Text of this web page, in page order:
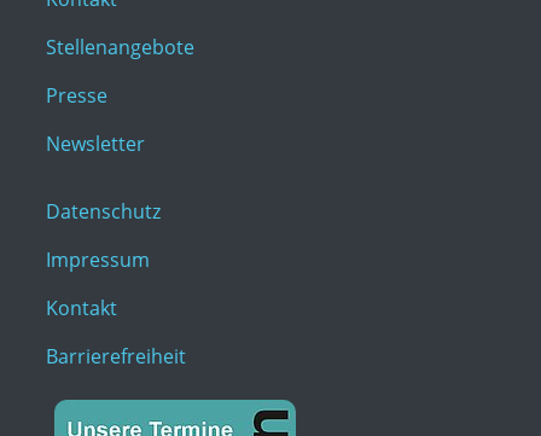
Stellenangebote
Presse
Newsletter
Datenschutz
Impressum
Kontakt
Barrierefreiheit